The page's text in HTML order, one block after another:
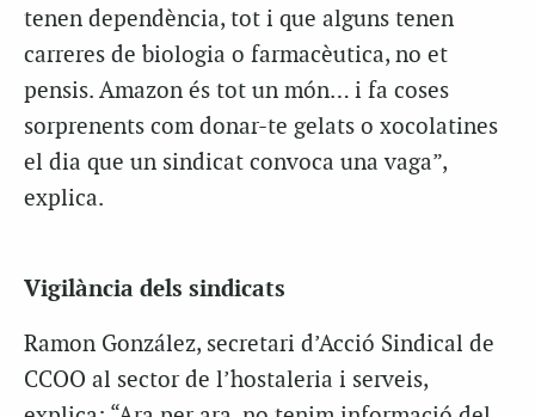
tenen dependència, tot i que alguns tenen
carreres de biologia o farmacèutica, no et
pensis. Amazon és tot un món… i fa coses
sorprenents com donar-te gelats o xocolatines
el dia que un sindicat convoca una vaga”,
explica.
Vigilància dels sindicats
Ramon González, secretari d’Acció Sindical de
CCOO al sector de l’hostaleria i serveis,